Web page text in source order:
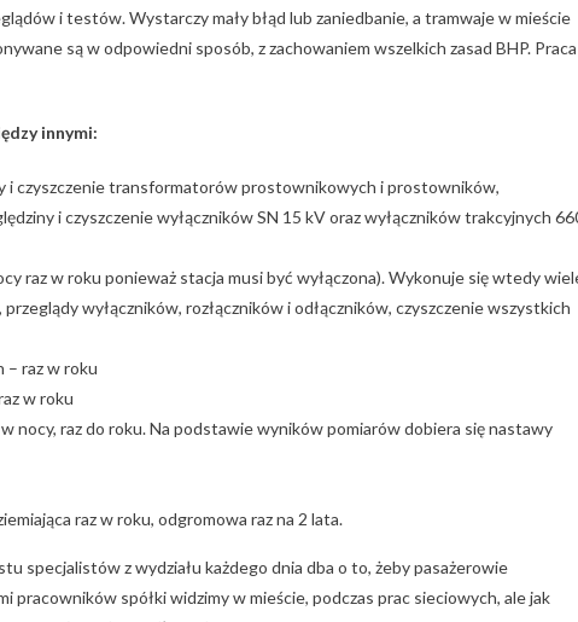
i testów. Wystarczy mały błąd lub zaniedbanie, a tramwaje w mieście
są w odpowiedni sposób, z zachowaniem wszelkich zasad BHP. Praca
innymi:
i czyszczenie transformatorów prostownikowych i prostowników,
i czyszczenie wyłączników SN 15 kV oraz wyłączników trakcyjnych
raz w roku ponieważ stacja musi być wyłączona). Wykonuje się wtedy
wyłączników, rozłączników i odłączników, czyszczenie wszystkich
– raz w roku
w roku
nocy, raz do roku. Na podstawie wyników pomiarów dobiera się nastawy
raz w roku, odgromowa raz na 2 lata.
specjalistów z wydziału każdego dnia dba o to, żeby pasażerowie
pracowników spółki widzimy w mieście, podczas prac sieciowych, ale jak